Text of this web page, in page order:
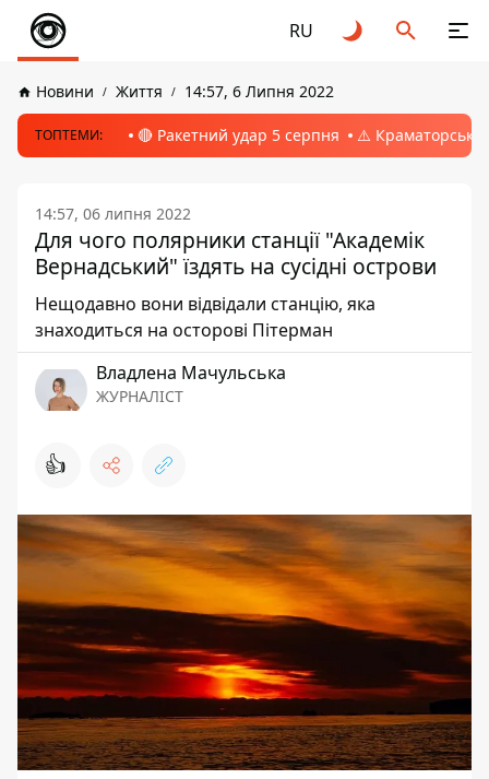
RU
Новини Життя 14:57, 6 Липня 2022
ТОПТЕМИ: 🔴 Ракетний удар 5 серпня ⚠️ Краматорськ,
14:57, 06 липня 2022
Для чого полярники станції "Академік
Вернадський" їздять на сусідні острови
Нещодавно вони відвідали станцію, яка
знаходиться на осторові Пітерман
Владлена Мачульська
ЖУРНАЛІСТ
👍